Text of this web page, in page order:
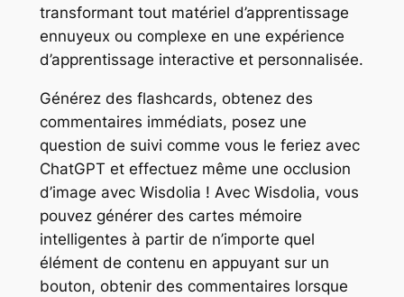
transformant tout matériel d’apprentissage
ennuyeux ou complexe en une expérience
d’apprentissage interactive et personnalisée.
Générez des flashcards, obtenez des
commentaires immédiats, posez une
question de suivi comme vous le feriez avec
ChatGPT et effectuez même une occlusion
d’image avec Wisdolia ! Avec Wisdolia, vous
pouvez générer des cartes mémoire
intelligentes à partir de n’importe quel
élément de contenu en appuyant sur un
bouton, obtenir des commentaires lorsque